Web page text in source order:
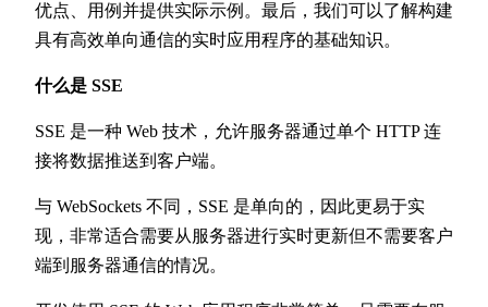
优点、用例并提供实际示例。最后，我们可以了解构建
具有高效单向通信的实时应用程序的基础知识。
什么是 SSE
SSE 是一种 Web 技术，允许服务器通过单个 HTTP 连
接将数据推送到客户端。
与 WebSockets 不同，SSE 是单向的，因此更易于实
现，非常适合需要从服务器进行实时更新但不需要客户
端到服务器通信的情况。